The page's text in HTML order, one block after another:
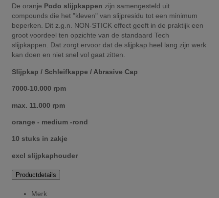
De oranje Podo slijpkappen zijn samengesteld uit
compounds die het "kleven" van slijpresidu tot een minimum
beperken. Dit z.g.n. NON-STICK effect geeft in de praktijk een
groot voordeel ten opzichte van de standaard Tech
slijpkappen. Dat zorgt ervoor dat de slijpkap heel lang zijn werk
kan doen en niet snel vol gaat zitten.
Slijpkap / Schleifkappe / Abrasive Cap
7000-10.000 rpm
max. 11.000 rpm
orange - medium -rond
10 stuks in zakje
excl slijpkaphouder
Productdetails
Merk